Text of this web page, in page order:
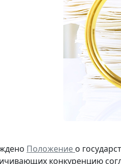
Положение о
конкуренцию